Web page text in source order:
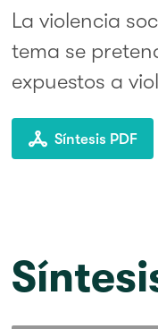
La violencia
tema se
expuestos a
Síntesis PDF